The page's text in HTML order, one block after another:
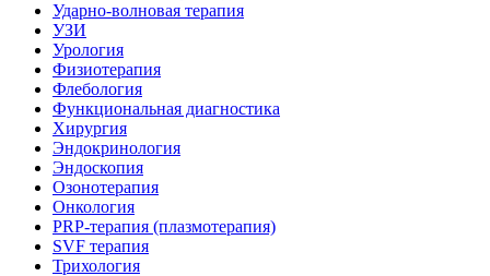
Ударно-волновая терапия
УЗИ
Урология
Физиотерапия
Флебология
Функциональная диагностика
Хирургия
Эндокринология
Эндоскопия
Озонотерапия
Онкология
PRP-терапия (плазмотерапия)
SVF терапия
Трихология